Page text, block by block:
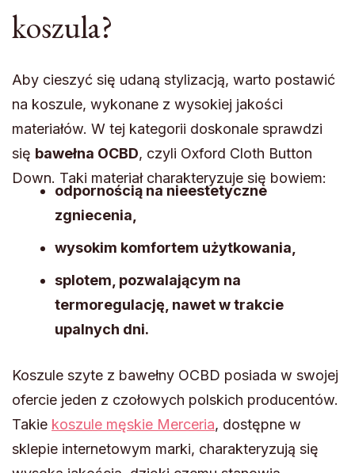
koszula?
Aby cieszyć się udaną stylizacją, warto postawić
na koszule, wykonane z wysokiej jakości
materiałów. W tej kategorii doskonale sprawdzi
się bawełna OCBD, czyli Oxford Cloth Button
Down. Taki materiał charakteryzuje się bowiem:
odpornością na nieestetyczne
zgniecenia,
wysokim komfortem użytkowania,
splotem, pozwalającym na
termoregulację, nawet w trakcie
upalnych dni.
Koszule szyte z bawełny OCBD posiada w swojej
ofercie jeden z czołowych polskich producentów.
Takie koszule męskie Merceria, dostępne w
sklepie internetowym marki, charakteryzują się